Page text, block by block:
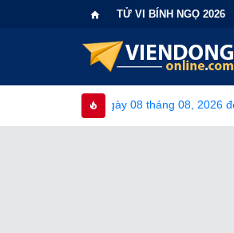
TỬ VI BÍNH NGỌ 2026
tháng 08, 2026 đến 14 tháng 08, 2026